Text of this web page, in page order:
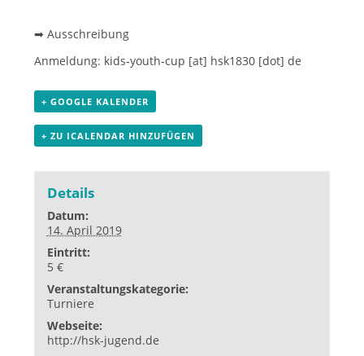
➡Ausschreibung
Anmeldung: kids-youth-cup [at] hsk1830 [dot] de
+ GOOGLE KALENDER
+ ZU ICALENDAR HINZUFÜGEN
Details
Datum:
14. April 2019
Eintritt:
5 €
Veranstaltungskategorie:
Turniere
Webseite:
http://hsk-jugend.de